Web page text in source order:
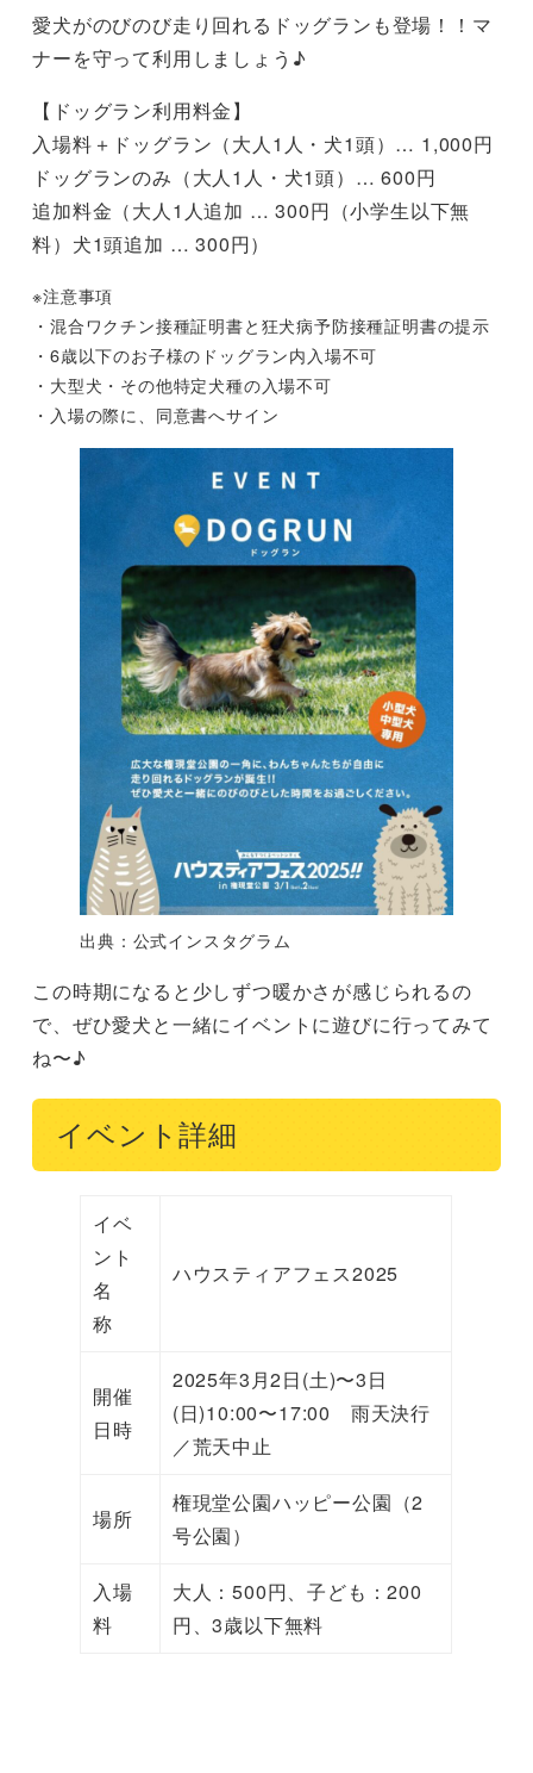
愛犬がのびのび走り回れるドッグランも登場！！マ
ナーを守って利用しましょう♪
【ドッグラン利用料金】
入場料＋ドッグラン（大人1人・犬1頭）… 1,000円
ドッグランのみ（大人1人・犬1頭）… 600円
追加料金（大人1人追加 … 300円（小学生以下無
料）犬1頭追加 … 300円）
※注意事項
・混合ワクチン接種証明書と狂犬病予防接種証明書の提示
・6歳以下のお子様のドッグラン内入場不可
・大型犬・その他特定犬種の入場不可
・入場の際に、同意書へサイン
出典：公式インスタグラム
この時期になると少しずつ暖かさが感じられるの
で、ぜひ愛犬と一緒にイベントに遊びに行ってみて
ね〜♪
イベント詳細
イベ
ント
名
称
ハウスティアフェス2025
開催
日時
2025年3月2日(土)〜3日
(日)10:00〜17:00 雨天決行
／荒天中止
場所
権現堂公園ハッピー公園（2
号公園）
入場
料
大人：500円、子ども：200
円、3歳以下無料